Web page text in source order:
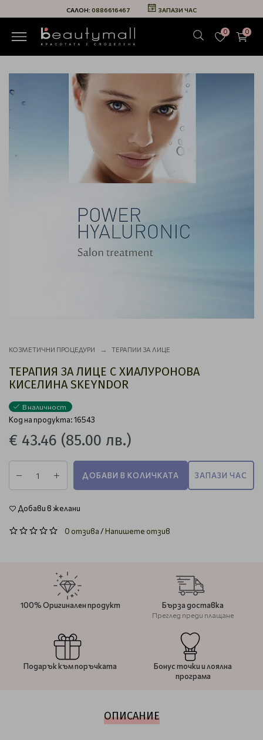
САЛОН: 0886616467 ЗАПАЗИ ЧАС
0 0
КОЗМЕТИЧНИ ПРОЦЕДУРИ ТЕРАПИИ ЗА ЛИЦЕ
ТЕРАПИЯ ЗА ЛИЦЕ С ХИАЛУРОНОВА
КИСЕЛИНА SKEYNDOR
В наличност
Код на продукта: 16543
€ 43.46 (85.00 лв.)
ДОБАВИ В КОЛИЧКАТА ЗАПАЗИ ЧАС
Добави в желани
0 отзива/Напишете отзив
100% Оригинален продукт Бърза доставка
Преглед преди плащане
Подарък към поръчката
Бонус точки и лоялна
програма
ОПИСАНИЕ